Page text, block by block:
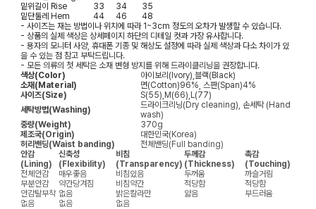
밑위길이 Rise 33 34
35
밑단둘레 Hem 44 46
48
- 사이즈는 재는 방법이나 위치에 따라 1~3cm 정도의 오차가 발생할 수 있습니다.
- 상품의 실제 색상은 상세페이지 하단의 디테일 컷과 가장 유사합니다.
- 용자의 모니터 사양, 휴대폰 기종 및 해상도 설정에 따라 실제 색상과 다소 차이가 있
을 수 있는 점 참고 부탁드립니다.
- 모든 의류의 첫 세탁은 소재 변형 방지를 위해 드라이클리닝을 권장합니다.
색상(Color)
아이보리(Ivory),블랙(Black)
소재(Material)
면(Cotton)96%, 스판(Span)4%
사이즈(Size)
S(55),M(66),L(77)
세탁방법(Washing)
드라이크리닝(Dry cleaning), 손세탁 (Hand
wash)
중량(Weight)
370g
제조국(Origin)
대한민국(Korea)
허리밴딩(Waist banding)
전체밴딩(Full banding)
안감
(Lining)
신축성
(Flexibility)
비침
(Transparency)
두께감
(Thickness)
촉감
(Touching)
전체안감
매우좋음 비침있음 두꺼움
까슬거림
부분안감
약간당겨짐 비침약간 적당함
적당함
안감탈부착 없음 밝은칼라만 얇음
부드러움
없음
없음 없음